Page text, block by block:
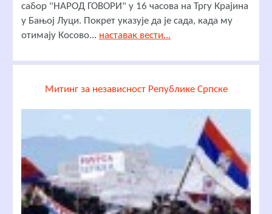
сабор "НАРОД ГОВОРИ" у 16 часова на Тргу Крајина
у Бањој Луци. Покрет указује да је сада, када му
отимају Косово... наставак вести...
Митинг за независност Републике Српске